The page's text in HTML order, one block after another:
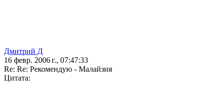
Дмитрий Д
16 февр. 2006 г., 07:47:33
Re: Re: Рекомендую - Малайзия
Цитата: